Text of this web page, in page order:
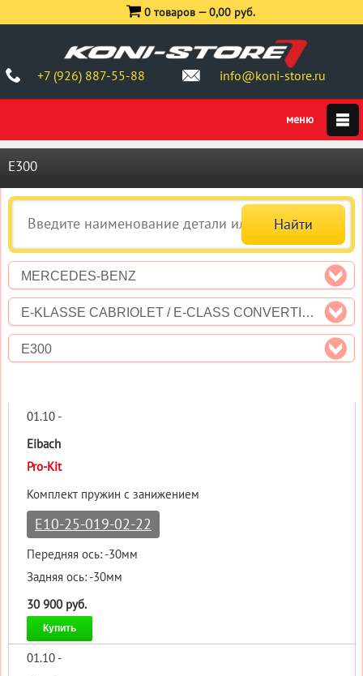
+7 (926) 887-55-88 info@koni-store.ru
0 товаров —0,00 руб.
E300
MERCEDES-BENZ
E-KLASSE CABRIOLET / E-CLASS CONVERTIBLE (A207)
E300
01.10 -
Eibach
Pro-Kit
Комплект пружин с занижением
E10-25-019-02-22
Передняя ось: -30мм
Задняя ось: -30мм
30 900 руб.
Купить
01.10 -